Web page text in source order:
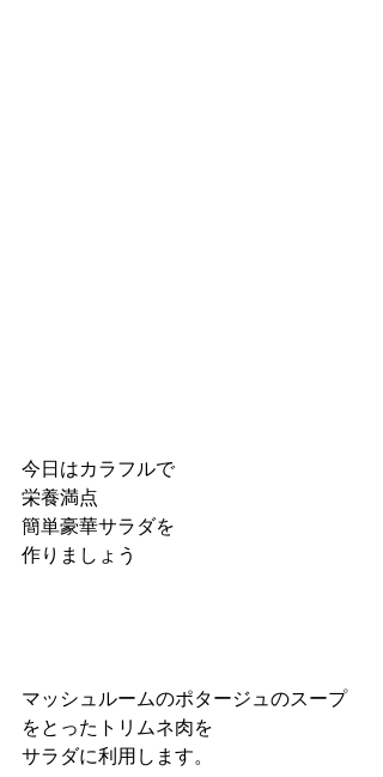
今日はカラフルで
栄養満点
簡単豪華サラダを
作りましょう
マッシュルームのポタージュのスープ
をとったトリムネ肉を
サラダに利用します。